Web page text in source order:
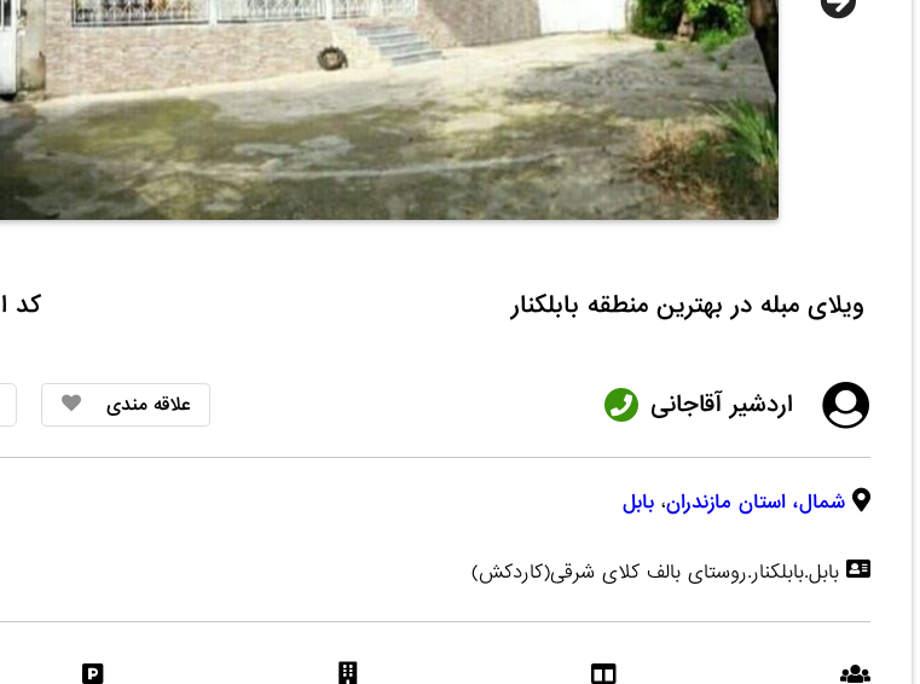
ویلای مبله در بهترین منطقه بابلکنار کد
اردشیر آقاجانی علاقه مندی
شمال، استان مازندران، بابل
بابل.بابلکنار.روستای بالف کلای شرقی(کاردکش)